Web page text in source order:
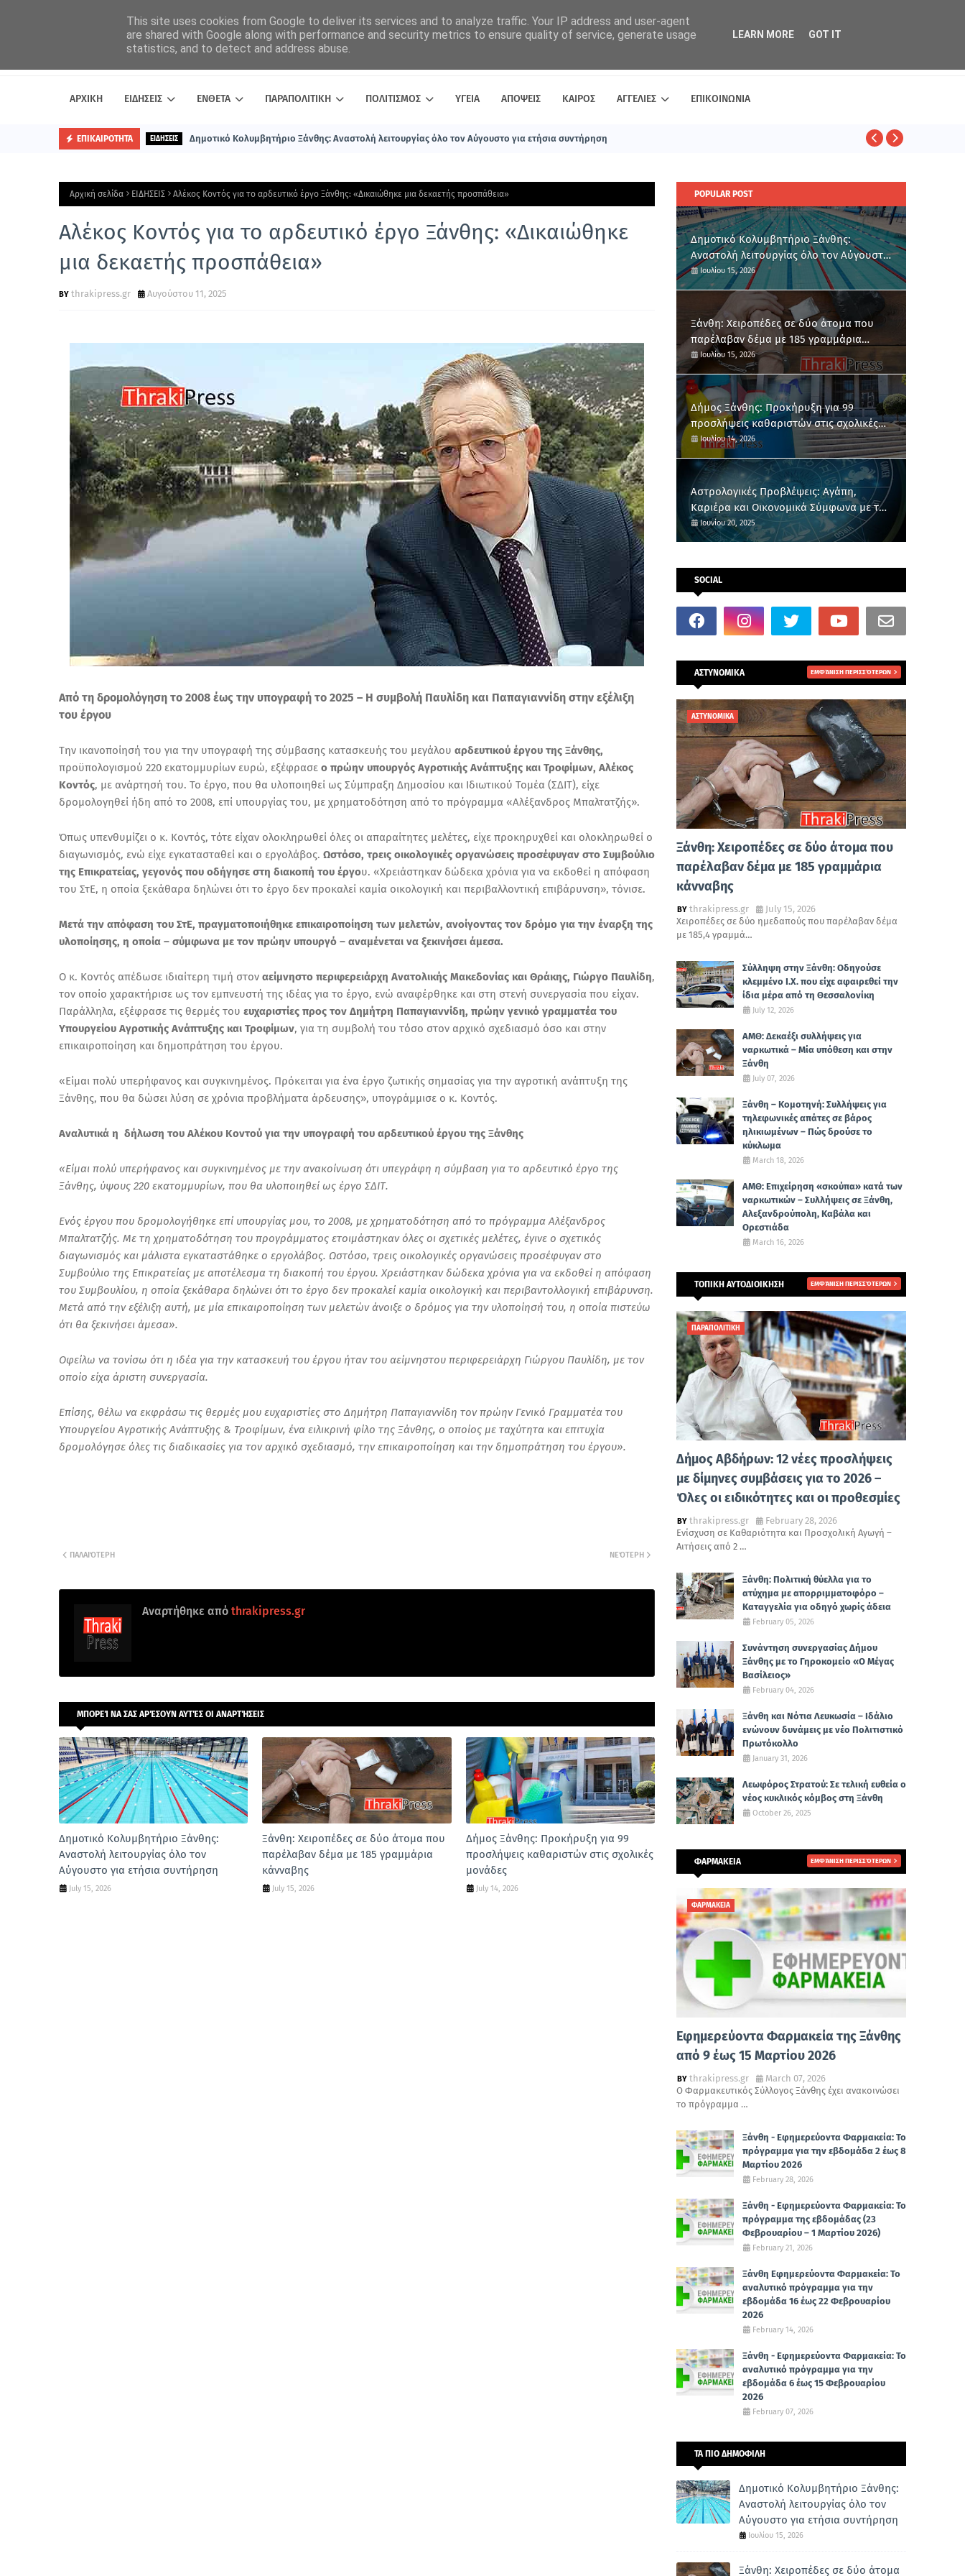
ΑΡΧΙΚΗ ΕΙΔΗΣΕΙΣ ΕΝΘΕΤΑ ΠΑΡΑΠΟΛΙΤΙΚΗ ΠΟΛΙΤΙΣΜΟΣ ΥΓΕΙΑ ΑΠΟΨΕΙΣ ΚΑΙΡΟΣ ΑΓΓΕΛΙΕΣ ΕΠΙΚΟΙΝΩΝΙΑ
ΕΠΙΚΑΙΡΟΤΗΤΑ ΕΙΔΗΣΕΙΣ Δημοτικό Κολυμβητήριο Ξάνθης: Αναστολή λειτουργίας όλο τον Αύγουστο για ετήσια συντήρηση
Αρχική σελίδα ΕΙΔΗΣΕΙΣ Αλέκος Κοντός για το αρδευτικό έργο Ξάνθης: «Δικαιώθηκε μια δεκαετής προσπάθεια»
Αλέκος Κοντός για το αρδευτικό έργο Ξάνθης: «Δικαιώθηκε
μια δεκαετής προσπάθεια»
thrakipress.gr Αυγούστου 11, 2025
Από τη δρομολόγηση το 2008 έως την υπογραφή το 2025 – Η συμβολή Παυλίδη και Παπαγιαννίδη στην εξέλιξη
του έργου
Την ικανοποίησή του για την υπογραφή της σύμβασης κατασκευής του μεγάλου αρδευτικού έργου της Ξάνθης,
προϋπολογισμού 220 εκατομμυρίων ευρώ, εξέφρασε ο πρώην υπουργός Αγροτικής Ανάπτυξης και Τροφίμων, Αλέκος
Κοντός, με ανάρτησή του. Το έργο, που θα υλοποιηθεί ως Σύμπραξη Δημοσίου και Ιδιωτικού Τομέα (ΣΔΙΤ), είχε
δρομολογηθεί ήδη από το 2008, επί υπουργίας του, με χρηματοδότηση από το πρόγραμμα «Αλέξανδρος Μπαλτατζής».
Όπως υπενθυμίζει ο κ. Κοντός, τότε είχαν ολοκληρωθεί όλες οι απαραίτητες μελέτες, είχε προκηρυχθεί και ολοκληρωθεί ο
διαγωνισμός, ενώ είχε εγκατασταθεί και ο εργολάβος. Ωστόσο, τρεις οικολογικές οργανώσεις προσέφυγαν στο Συμβούλιο
της Επικρατείας, γεγονός που οδήγησε στη διακοπή του έργου. «Χρειάστηκαν δώδεκα χρόνια για να εκδοθεί η απόφαση
του ΣτΕ, η οποία ξεκάθαρα δηλώνει ότι το έργο δεν προκαλεί καμία οικολογική και περιβαλλοντική επιβάρυνση», τόνισε.
Μετά την απόφαση του ΣτΕ, πραγματοποιήθηκε επικαιροποίηση των μελετών, ανοίγοντας τον δρόμο για την έναρξη της
υλοποίησης, η οποία – σύμφωνα με τον πρώην υπουργό – αναμένεται να ξεκινήσει άμεσα.
Ο κ. Κοντός απέδωσε ιδιαίτερη τιμή στον αείμνηστο περιφερειάρχη Ανατολικής Μακεδονίας και Θράκης, Γιώργο Παυλίδη,
τον οποίο χαρακτήρισε ως τον εμπνευστή της ιδέας για το έργο, ενώ αναφέρθηκε και στη στενή συνεργασία που είχαν.
Παράλληλα, εξέφρασε τις θερμές του ευχαριστίες προς τον Δημήτρη Παπαγιαννίδη, πρώην γενικό γραμματέα του
Υπουργείου Αγροτικής Ανάπτυξης και Τροφίμων, για τη συμβολή του τόσο στον αρχικό σχεδιασμό όσο και στην
επικαιροποίηση και δημοπράτηση του έργου.
«Είμαι πολύ υπερήφανος και συγκινημένος. Πρόκειται για ένα έργο ζωτικής σημασίας για την αγροτική ανάπτυξη της
Ξάνθης, που θα δώσει λύση σε χρόνια προβλήματα άρδευσης», υπογράμμισε ο κ. Κοντός.
Αναλυτικά η δήλωση του Αλέκου Κοντού για την υπογραφή του αρδευτικού έργου της Ξάνθης
«Είμαι πολύ υπερήφανος και συγκινημένος με την ανακοίνωση ότι υπεγράφη η σύμβαση για το αρδευτικό έργο της
Ξάνθης, ύψους 220 εκατομμυρίων, που θα υλοποιηθεί ως έργο ΣΔΙΤ.
Ενός έργου που δρομολογήθηκε επί υπουργίας μου, το 2008, με χρηματοδότηση από το πρόγραμμα Αλέξανδρος
Μπαλτατζής. Με τη χρηματοδότηση του προγράμματος ετοιμάστηκαν όλες οι σχετικές μελέτες, έγινε ο σχετικός
διαγωνισμός και μάλιστα εγκαταστάθηκε ο εργολάβος. Ωστόσο, τρεις οικολογικές οργανώσεις προσέφυγαν στο
Συμβούλιο της Επικρατείας με αποτέλεσμα τη διακοπή του έργου. Χρειάστηκαν δώδεκα χρόνια για να εκδοθεί η απόφαση
του Συμβουλίου, η οποία ξεκάθαρα δηλώνει ότι το έργο δεν προκαλεί καμία οικολογική και περιβαντολλογική επιβάρυνση.
Μετά από την εξέλιξη αυτή, με μία επικαιροποίηση των μελετών άνοιξε ο δρόμος για την υλοποίησή του, η οποία πιστεύω
ότι θα ξεκινήσει άμεσα».
Οφείλω να τονίσω ότι η ιδέα για την κατασκευή του έργου ήταν του αείμνηστου περιφερειάρχη Γιώργου Παυλίδη, με τον
οποίο είχα άριστη συνεργασία.
Επίσης, θέλω να εκφράσω τις θερμές μου ευχαριστίες στο Δημήτρη Παπαγιαννίδη τον πρώην Γενικό Γραμματέα του
Υπουργείου Αγροτικής Ανάπτυξης & Τροφίμων, ένα ειλικρινή φίλο της Ξάνθης, ο οποίος με ταχύτητα και επιτυχία
δρομολόγησε όλες τις διαδικασίες για τον αρχικό σχεδιασμό, την επικαιροποίηση και την δημοπράτηση του έργου».
ΝΕΌΤΕΡΗ
ΠΑΛΑΙΌΤΕΡΗ
Αναρτήθηκε από thrakipress.gr
ΜΠΟΡΕΊ ΝΑ ΣΑΣ ΑΡΈΣΟΥΝ ΑΥΤΈΣ ΟΙ ΑΝΑΡΤΉΣΕΙΣ
Δημοτικό Κολυμβητήριο Ξάνθης:
Αναστολή λειτουργίας όλο τον
Αύγουστο για ετήσια συντήρηση
July 15, 2026
Ξάνθη: Χειροπέδες σε δύο άτομα που
παρέλαβαν δέμα με 185 γραμμάρια
κάνναβης
July 15, 2026
Δήμος Ξάνθης: Προκήρυξη για 99
προσλήψεις καθαριστών στις σχολικές
μονάδες
July 14, 2026
POPULAR POST
Δημοτικό Κολυμβητήριο Ξάνθης:
Αναστολή λειτουργίας όλο τον Αύγουστο
για ετήσια συντήρηση
Ιουλίου 15, 2026
Ξάνθη: Χειροπέδες σε δύο άτομα που
παρέλαβαν δέμα με 185 γραμμάρια
κάνναβης
Ιουλίου 15, 2026
Δήμος Ξάνθης: Προκήρυξη για 99
προσλήψεις καθαριστών στις σχολικές
μονάδες
Ιουλίου 14, 2026
Αστρολογικές Προβλέψεις: Αγάπη,
Καριέρα και Οικονομικά Σύμφωνα με το
Ζώδιό σου
Ιουνίου 20, 2025
SOCIAL
ΑΣΤΥΝΟΜΙΚΑ ΕΜΦΆΝΙΣΗ ΠΕΡΙΣΣΌΤΕΡΩΝ
ΑΣΤΥΝΟΜΙΚΑ
Ξάνθη: Χειροπέδες σε δύο άτομα που
παρέλαβαν δέμα με 185 γραμμάρια
κάνναβης
thrakipress.gr
July 15, 2026
Χειροπέδες σε δύο ημεδαπούς που παρέλαβαν δέμα
με 185,4 γραμμά…
Σύλληψη στην Ξάνθη: Οδηγούσε
κλεμμένο Ι.Χ. που είχε αφαιρεθεί την
ίδια μέρα από τη Θεσσαλονίκη
July 12, 2026
ΑΜΘ: Δεκαέξι συλλήψεις για
ναρκωτικά – Μία υπόθεση και στην
Ξάνθη
July 07, 2026
Ξάνθη – Κομοτηνή: Συλλήψεις για
τηλεφωνικές απάτες σε βάρος
ηλικιωμένων – Πώς δρούσε το
κύκλωμα
March 18, 2026
ΑΜΘ: Επιχείρηση «σκούπα» κατά των
ναρκωτικών – Συλλήψεις σε Ξάνθη,
Αλεξανδρούπολη, Καβάλα και
Ορεστιάδα
March 16, 2026
ΤΟΠΙΚΗ ΑΥΤΟΔΙΟΙΚΗΣΗ ΕΜΦΆΝΙΣΗ ΠΕΡΙΣΣΌΤΕΡΩΝ
ΠΑΡΑΠΟΛΙΤΙΚΗ
Δήμος Αβδήρων: 12 νέες προσλήψεις
με δίμηνες συμβάσεις για το 2026 –
Όλες οι ειδικότητες και οι προθεσμίες
thrakipress.gr
February 28, 2026
Ενίσχυση σε Καθαριότητα και Προσχολική Αγωγή –
Αιτήσεις από 2 …
Ξάνθη: Πολιτική θύελλα για το
ατύχημα με απορριμματοφόρο –
Καταγγελία για οδηγό χωρίς άδεια
February 05, 2026
Συνάντηση συνεργασίας Δήμου
Ξάνθης με το Γηροκομείο «Ο Μέγας
Βασίλειος»
February 04, 2026
Ξάνθη και Νότια Λευκωσία – Ιδάλιο
ενώνουν δυνάμεις με νέο Πολιτιστικό
Πρωτόκολλο
January 31, 2026
Λεωφόρος Στρατού: Σε τελική ευθεία ο
νέος κυκλικός κόμβος στη Ξάνθη
October 26, 2025
ΦΑΡΜΑΚΕΙΑ ΕΜΦΆΝΙΣΗ ΠΕΡΙΣΣΌΤΕΡΩΝ
ΦΑΡΜΑΚΕΙΑ
Εφημερεύοντα Φαρμακεία της Ξάνθης
από 9 έως 15 Μαρτίου 2026
thrakipress.gr
March 07, 2026
Ο Φαρμακευτικός Σύλλογος Ξάνθης έχει ανακοινώσει
το πρόγραμμα …
Ξάνθη - Εφημερεύοντα Φαρμακεία: Το
πρόγραμμα για την εβδομάδα 2 έως 8
Μαρτίου 2026
February 28, 2026
Ξάνθη - Εφημερεύοντα Φαρμακεία: Το
πρόγραμμα της εβδομάδας (23
Φεβρουαρίου – 1 Μαρτίου 2026)
February 21, 2026
Ξάνθη Εφημερεύοντα Φαρμακεία: Το
αναλυτικό πρόγραμμα για την
εβδομάδα 16 έως 22 Φεβρουαρίου
2026
February 14, 2026
Ξάνθη - Εφημερεύοντα Φαρμακεία: Το
αναλυτικό πρόγραμμα για την
εβδομάδα 6 έως 15 Φεβρουαρίου
2026
February 07, 2026
ΤΑ ΠΙΟ ΔΗΜΟΦΙΛΗ
Δημοτικό Κολυμβητήριο Ξάνθης:
Αναστολή λειτουργίας όλο τον
Αύγουστο για ετήσια συντήρηση
Ιουλίου 15, 2026
Ξάνθη: Χειροπέδες σε δύο άτομα
This site uses cookies from Google to deliver its services and to analyze traffic. Your IP address and user-agent
are shared with Google along with performance and security metrics to ensure quality of service, generate usage
statistics, and to detect and address abuse.
LEARN MORE GOT IT